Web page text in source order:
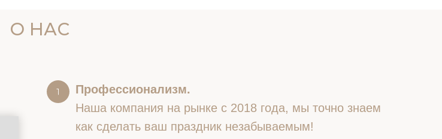
О НАС
Профессионализм.
Наша компания на рынке с 2018 года, мы точно знаем
как сделать ваш праздник незабываемым!